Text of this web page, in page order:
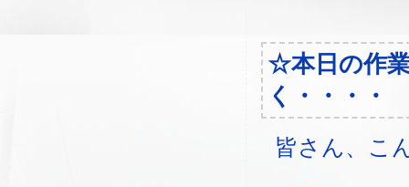
☆本日の作
く・・・・
皆さん、こ